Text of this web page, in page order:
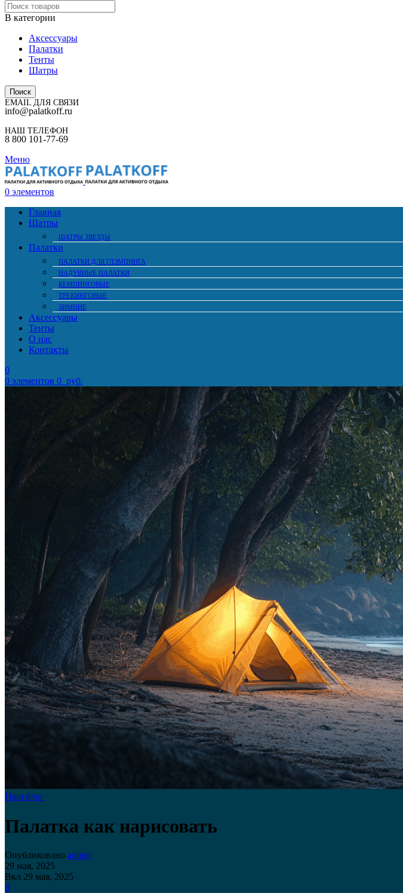
В категории
Аксессуары
Палатки
Тенты
Шатры
Поиск
EMAIL ДЛЯ СВЯЗИ
info@palatkoff.ru
НАШ ТЕЛЕФОН
8 800 101-77-69
Меню
0 элементов
Главная
Шатры
ШАТРЫ ЗВЕЗДЫ
Палатки
ПАЛАТКИ ДЛЯ ГЛЭМПИНГА
НАДУВНЫЕ ПАЛАТКИ
КЕМПИНГОВЫЕ
ТРЕКИНГОВЫЕ
ЗИМНИЕ
Аксессуары
Тенты
О нас
Контакты
0
0 элементов 0 руб.
Наш блог
Палатка как нарисовать
Опубликовано admin
29 мая, 2025
Вкл 29 мая, 2025
0